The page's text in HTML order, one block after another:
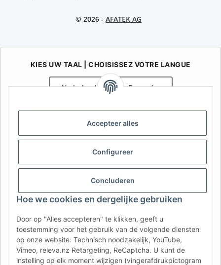
Accepteer alles
Configureer
Concluderen
Hoe we cookies en dergelijke gebruiken
Door op "Alles accepteren" te klikken, geeft u
toestemming voor het gebruik van de volgende diensten
op onze website: Technisch noodzakelijk, YouTube,
Vimeo, releva.nz Retargeting, ReCaptcha. U kunt de
instelling op elk moment wijzigen (vingerafdrukpictogram
© 2026 - AFATEK AG
KIES UW TAAL | CHOISISSEZ VOTRE LANGUE
Nederlands Français
Uw specialist in onderdelen voor aanhangwagens | Votre
spécialiste en pièces détachées pour remorques
Contact: info@afatek.com
AFATEK INTERNATIONAL – SELECT REGION & LANGUAGE | KIES
CH (DE)
CH (IT) BE (NL) BE (FR)
FR IT ES DK PL
UK NZ USA MX PT